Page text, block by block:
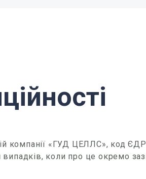
компанії «ГУД ЦЕЛЛС», код
випадків, коли про це окремо